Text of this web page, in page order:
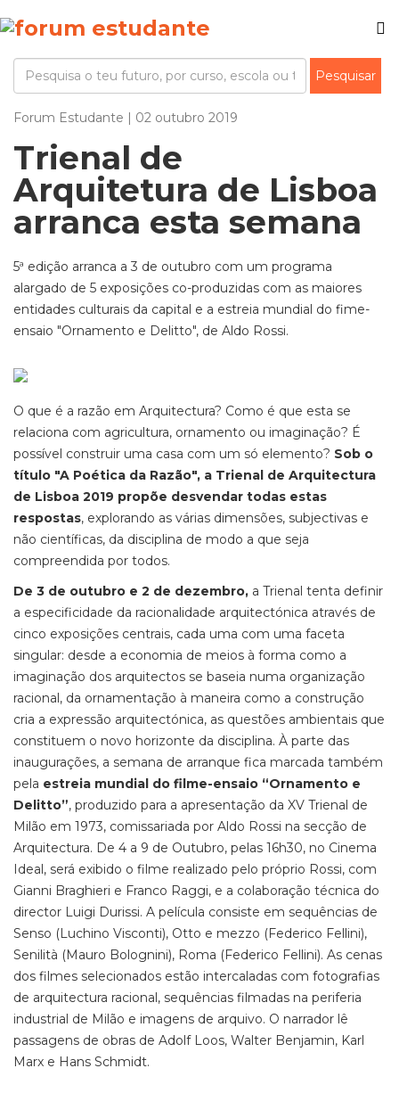
Forum Estudante | 02 outubro 2019
Trienal de
Arquitetura de Lisboa
arranca esta semana
5ª edição arranca a 3 de outubro com um programa
alargado de 5 exposições co-produzidas com as maiores
entidades culturais da capital e a estreia mundial do fime-
ensaio "Ornamento e Delitto", de Aldo Rossi.
O que é a razão em Arquitectura? Como é que esta se
relaciona com agricultura, ornamento ou imaginação? É
possível construir uma casa com um só elemento? Sob o
título "A Poética da Razão", a Trienal de Arquitectura
de Lisboa 2019 propõe desvendar todas estas
respostas, explorando as várias dimensões, subjectivas e
não científicas, da disciplina de modo a que seja
compreendida por todos.
De 3 de outubro e 2 de dezembro, a Trienal tenta definir
a especificidade da racionalidade arquitectónica através de
cinco exposições centrais, cada uma com uma faceta
singular: desde a economia de meios à forma como a
imaginação dos arquitectos se baseia numa organização
racional, da ornamentação à maneira como a construção
cria a expressão arquitectónica, as questões ambientais que
constituem o novo horizonte da disciplina. À parte das
inaugurações, a semana de arranque fica marcada também
pela estreia mundial do filme-ensaio “Ornamento e
Delitto”, produzido para a apresentação da XV Trienal de
Milão em 1973, comissariada por Aldo Rossi na secção de
Arquitectura. De 4 a 9 de Outubro, pelas 16h30, no Cinema
Ideal, será exibido o filme realizado pelo próprio Rossi, com
Gianni Braghieri e Franco Raggi, e a colaboração técnica do
director Luigi Durissi. A película consiste em sequências de
Senso (Luchino Visconti), Otto e mezzo (Federico Fellini),
Senilità (Mauro Bolognini), Roma (Federico Fellini). As cenas
dos filmes selecionados estão intercaladas com fotografias
de arquitectura racional, sequências filmadas na periferia
industrial de Milão e imagens de arquivo. O narrador lê
passagens de obras de Adolf Loos, Walter Benjamin, Karl
Marx e Hans Schmidt.